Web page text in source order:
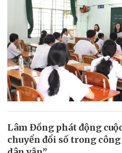
Lâm Đồng phát động
chuyển đổi số trong